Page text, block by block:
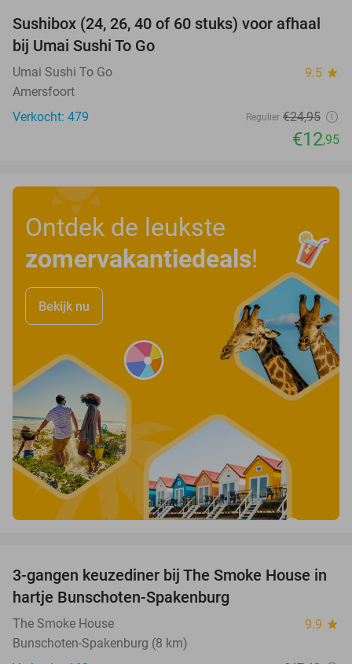
48%
Sushibox (24, 26, 40 of 60 stuks) voor afhaal
bij Umai Sushi To Go
Umai Sushi To Go 9.5 star
Amersfoort
Verkocht: 479
Regulier €24,95
€12,95
Ontdek de leukste
zomervakantiedeals!
Bekijk nu
37%
3-gangen keuzediner bij The Smoke House in
hartje Bunschoten-Spakenburg
The Smoke House 9.9 star
Bunschoten-Spakenburg (8 km)